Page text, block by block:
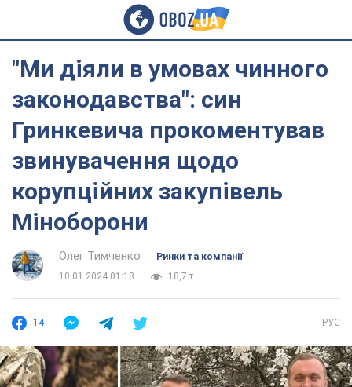
"Ми діяли в умовах чинного
законодавства": син
Гринкевича прокоментував
звинувачення щодо
корупційних закупівель
Міноборони
Олег Тимченко
Ринки та компанії
10.01.2024 01:18
18,7 т.
14 РУС